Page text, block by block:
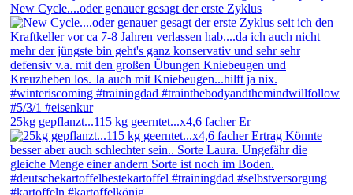
New Cycle....oder genauer gesagt der erste Zyklus
25kg gepflanzt...115 kg geerntet...x4,6 facher Er